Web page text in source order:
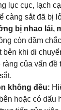
lục cục, lạch
càng sắt đã bị
bị nhao lái,
còn đầm
bên khi di
ràng của vấn đề
không đều:
hoặc có dấu